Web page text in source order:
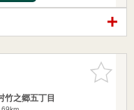
お気に入
りに追加
竹之郷五丁目